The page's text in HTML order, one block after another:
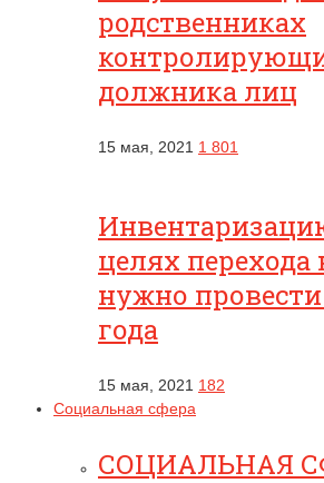
родственниках
должника лиц
15 мая, 2021 1 801
целях перехода
нужно
года
15 мая, 2021 182
Социальная сфера
СОЦИАЛЬНАЯ